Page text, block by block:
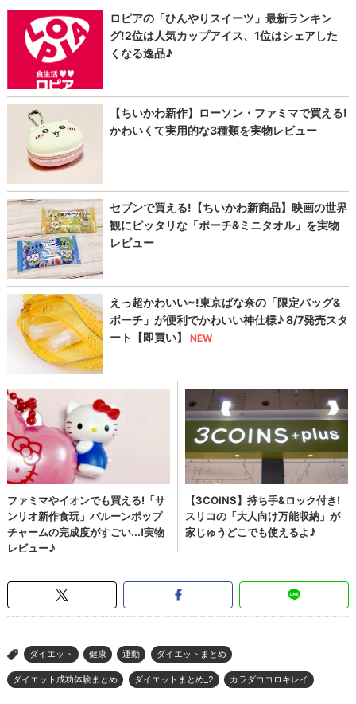
> ダイエット 健康 運動 ダイエットまとめ
ダイエット成功体験まとめ ダイエットまとめ_2 カラダココロキレイ